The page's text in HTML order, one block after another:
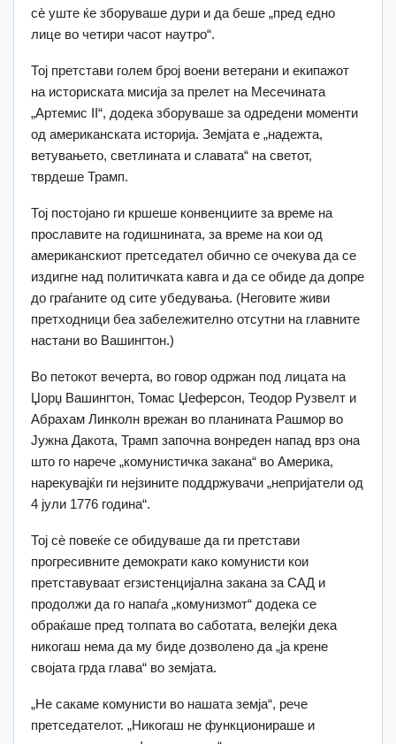
сè уште ќе зборуваше дури и да беше „пред едно
лице во четири часот наутро“.
Тој претстави голем број воени ветерани и екипажот
на историската мисија за прелет на Месечината
„Артемис II“, додека зборуваше за одредени моменти
од американската историја. Земјата е „надежта,
ветувањето, светлината и славата“ на светот,
тврдеше Трамп.
Тој постојано ги кршеше конвенциите за време на
прославите на годишнината, за време на кои од
американскиот претседател обично се очекува да се
издигне над политичката кавга и да се обиде да допре
до граѓаните од сите убедувања. (Неговите живи
претходници беа забележително отсутни на главните
настани во Вашингтон.)
Во петокот вечерта, во говор одржан под лицата на
Џорџ Вашингтон, Томас Џеферсон, Теодор Рузвелт и
Абрахам Линколн врежан во планината Рашмор во
Јужна Дакота, Трамп започна вонреден напад врз она
што го нарече „комунистичка закана“ во Америка,
нарекувајќи ги нејзините поддржувачи „непријатели од
4 јули 1776 година“.
Тој сè повеќе се обидуваше да ги претстави
прогресивните демократи како комунисти кои
претставуваат егзистенцијална закана за САД и
продолжи да го напаѓа „комунизмот“ додека се
обраќаше пред толпата во саботата, велејќи дека
никогаш нема да му биде дозволено да „ја крене
својата грда глава“ во земјата.
„Не сакаме комунисти во нашата земја“, рече
претседателот. „Никогаш не функционираше и